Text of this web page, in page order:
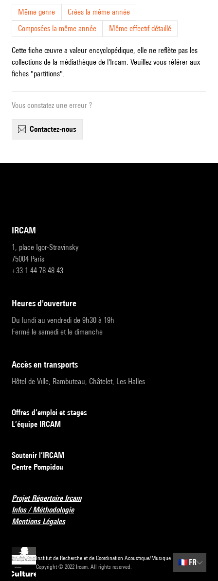
Même genre
Crées la même année
Composées la même année
Même effectif détaillé
Cette fiche œuvre a valeur encyclopédique, elle ne reflète pas les
collections de la médiathèque de l'Ircam. Veuillez vous référer aux
fiches "partitions".
Vous constatez une erreur ?
contactez-nous
IRCAM
1, place Igor-Stravinsky
75004 Paris
+33 1 44 78 48 43
heures d'ouverture
Du lundi au vendredi de 9h30 à 19h
Fermé le samedi et le dimanche
accès en transports
Hôtel de Ville, Rambuteau, Châtelet, Les Halles
Offres d’emploi et stages
L’équipe IRCAM
Soutenir l’IRCAM
Centre Pompidou
Projet Répertoire Ircam
Infos / Méthodologie
Mentions Légales
Institut de Recherche et de Coordination Acoustique/Musique
Copyright © 2022 Ircam. All rights reserved.
🇫🇷 FR